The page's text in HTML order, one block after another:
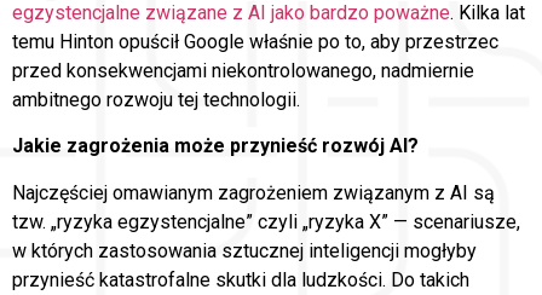
egzystencjalne związane z AI jako bardzo poważne. Kilka lat
temu Hinton opuścił Google właśnie po to, aby przestrzec
przed konsekwencjami niekontrolowanego, nadmiernie
ambitnego rozwoju tej technologii.
Jakie zagrożenia może przynieść rozwój AI?
Najczęściej omawianym zagrożeniem związanym z AI są
tzw. „ryzyka egzystencjalne” czyli „ryzyka X” — scenariusze,
w których zastosowania sztucznej inteligencji mogłyby
przynieść katastrofalne skutki dla ludzkości. Do takich